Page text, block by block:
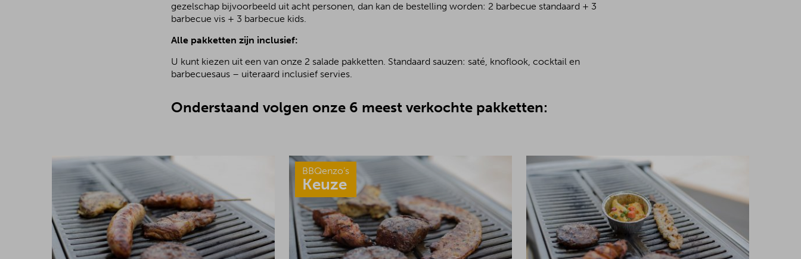
gezelschap bijvoorbeeld uit acht personen, dan kan de bestelling worden: 2 barbecue standaard + 3
barbecue vis + 3 barbecue kids.
Alle pakketten zijn inclusief:
U kunt kiezen uit een van onze 2 salade pakketten. Standaard sauzen: saté, knoflook, cocktail en
barbecuesaus – uiteraard inclusief servies.
Onderstaand volgen onze 6 meest verkochte pakketten:
BBQenzo’s
Keuze